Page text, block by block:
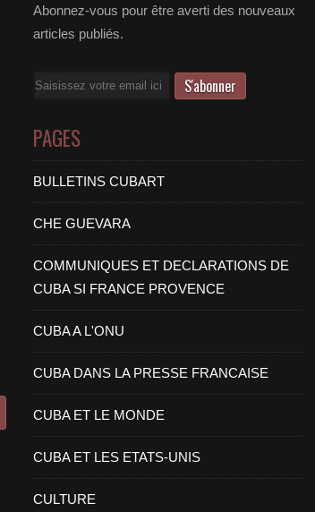
Abonnez-vous pour être averti des nouveaux
articles publiés.
Email
PAGES
BULLETINS CUBART
CHE GUEVARA
COMMUNIQUES ET DECLARATIONS DE
CUBA SI FRANCE PROVENCE
CUBA A L'ONU
CUBA DANS LA PRESSE FRANCAISE
CUBA ET LE MONDE
CUBA ET LES ETATS-UNIS
CULTURE